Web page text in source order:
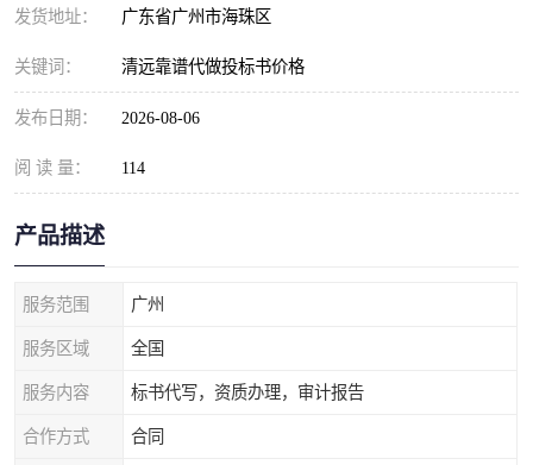
发货地址： 广东省广州市海珠区
关键词： 清远靠谱代做投标书价格
发布日期： 2026-08-06
阅 读 量： 114
产品描述
服务范围 广州
服务区域 全国
服务内容 标书代写，资质办理，审计报告
合作方式 合同